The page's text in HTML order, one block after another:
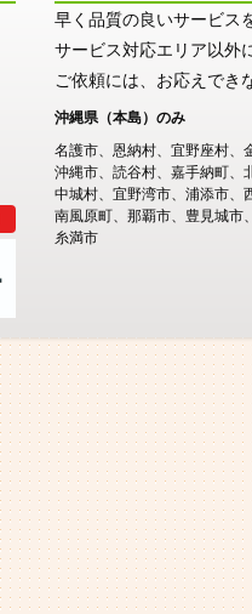
早く品質の良いサービス
サービス対応エリア以外
ご依頼には、お応えでき
沖縄県（本島）のみ
名護市
恩納村 宜野座村
沖縄市
読谷村 嘉手納町
中城村
宜野湾市 浦添市
南風原町
那覇市 豊見城市
糸満市